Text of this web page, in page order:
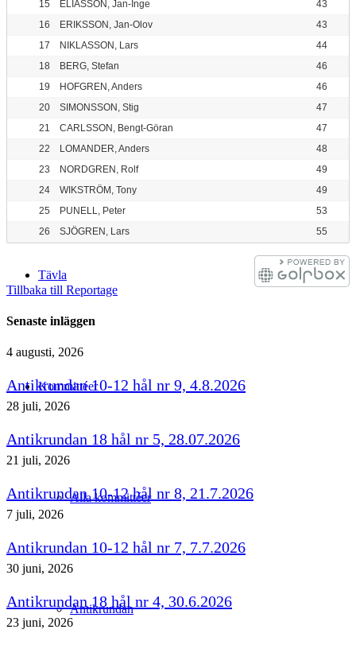
Studion
Träna (akademi)
Tävla
Kommittéer
Alla kommittéer
Antikrundan
15 ELIASSON, Jan-Inge
43
16
ERIKSSON, Jan-Olov
43
17
NIKLASSON, Lars
44
18
BERG, Stefan
46
19
HOFGREN, Anders
46
20
SIMONSSON, Stig
47
21
CARLSSON, Bengt-Göran
47
22
LOMANDER, Anders
48
23
NORDGREN, Rolf
49
24
WIKSTRÖM, Tony
49
25
PUNELL, Peter
53
26
SJÖGREN, Lars 55
Tillbaka till Reportage
Senaste inläggen
4 augusti, 2026
Antikrundan 10-12 hål nr 9, 4.8.2026
28 juli, 2026
Antikrundan 18 hål nr 5, 28.07.2026
21 juli, 2026
Antikrundan 10-12 hål nr 8, 21.7.2026
7 juli, 2026
Antikrundan 10-12 hål nr 7, 7.7.2026
30 juni, 2026
Antikrundan 18 hål nr 4, 30.6.2026
23 juni, 2026